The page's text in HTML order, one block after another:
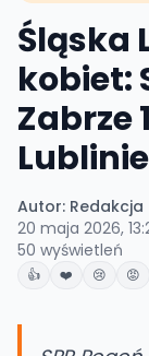
Śląska
kobiet:
Zabrze
Autor: Redakcja
20 maja 2026,
50 wyświetleń
👍 ❤️ 😢 😡